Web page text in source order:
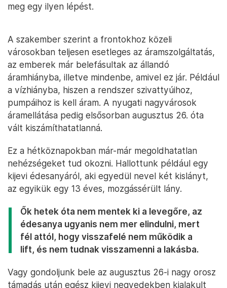
meg egy ilyen lépést.
A szakember szerint a frontokhoz közeli
városokban teljesen esetleges az áramszolgáltatás,
az emberek már belefásultak az állandó
áramhiányba, illetve mindenbe, amivel ez jár. Például
a vízhiányba, hiszen a rendszer szivattyúihoz,
pumpáihoz is kell áram. A nyugati nagyvárosok
áramellátása pedig elsősorban augusztus 26. óta
vált kiszámíthatatlanná.
Ez a hétköznapokban már-már megoldhatatlan
nehézségeket tud okozni. Hallottunk például egy
kijevi édesanyáról, aki egyedül nevel két kislányt,
az egyikük egy 13 éves, mozgássérült lány.
Ők hetek óta nem mentek ki a levegőre, az
édesanya ugyanis nem mer elindulni, mert
fél attól, hogy visszafelé nem működik a
lift, és nem tudnak visszamenni a lakásba.
Vagy gondoljunk bele az augusztus 26-i nagy orosz
támadás után egész kijevi negyedekben kialakult